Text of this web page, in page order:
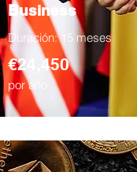
Business
Duración: 15 meses
€24,450
por año